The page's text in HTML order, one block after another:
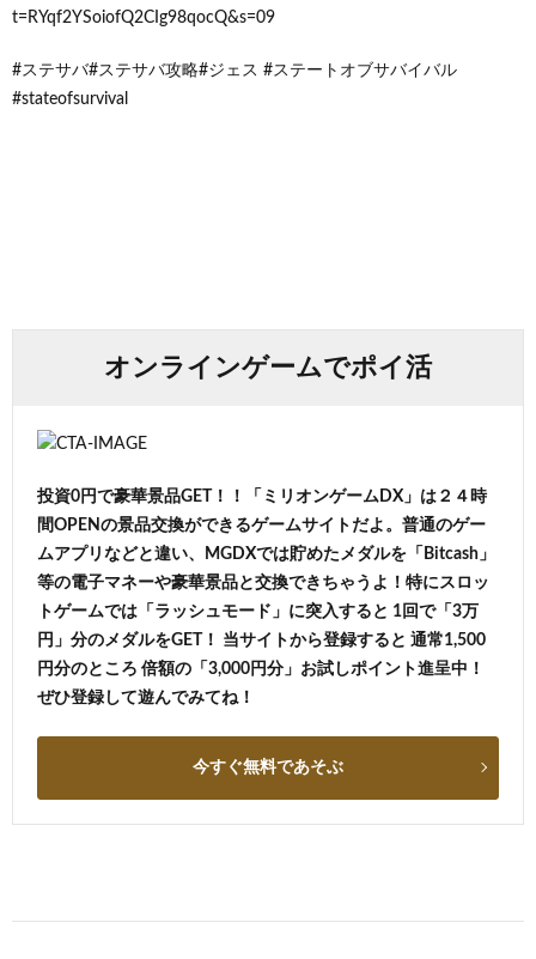
t=RYqf2YSoiofQ2CIg98qocQ&s=09
#ステサバ#ステサバ攻略#ジェス #ステートオブサバイバル
#stateofsurvival
オンラインゲームでポイ活
投資0円で豪華景品GET！！「ミリオンゲームDX」は２４時
間OPENの景品交換ができるゲームサイトだよ。普通のゲー
ムアプリなどと違い、MGDXでは貯めたメダルを「Bitcash」
等の電子マネーや豪華景品と交換できちゃうよ！特にスロッ
トゲームでは「ラッシュモード」に突入すると 1回で「3万
円」分のメダルをGET！ 当サイトから登録すると 通常1,500
円分のところ 倍額の「3,000円分」お試しポイント進呈中！
ぜひ登録して遊んでみてね！
今すぐ無料であそぶ